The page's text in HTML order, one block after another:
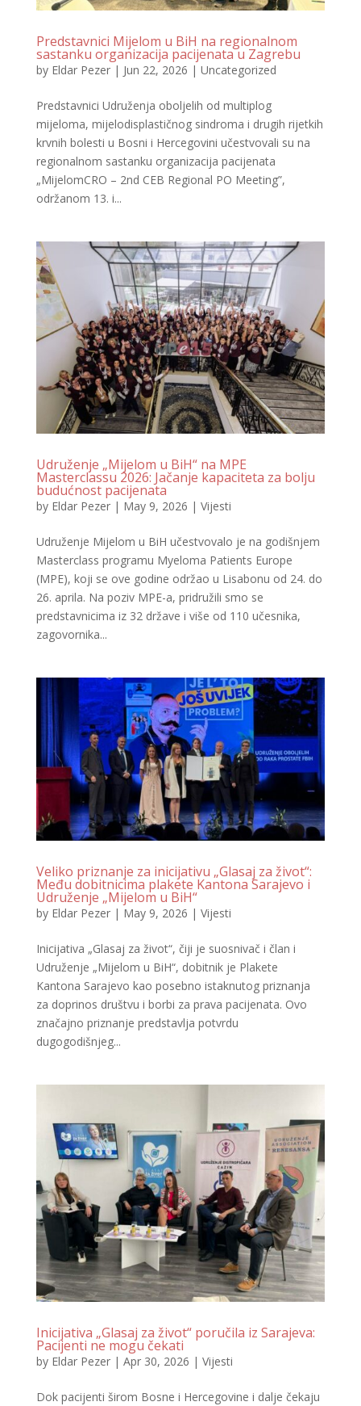
Predstavnici Mijelom u BiH na regionalnom
sastanku organizacija pacijenata u Zagrebu
by Eldar Pezer| Jun 22, 2026 | Uncategorized
Predstavnici Udruženja oboljelih od multiplog
mijeloma, mijelodisplastičnog sindroma i drugih rijetkih
krvnih bolesti u Bosni i Hercegovini učestvovali su na
regionalnom sastanku organizacija pacijenata
„MijelomCRO – 2nd CEB Regional PO Meeting”,
održanom 13. i...
Udruženje „Mijelom u BiH“ na MPE
Masterclassu 2026: Jačanje kapaciteta za bolju
budućnost pacijenata
by Eldar Pezer| May 9, 2026 | Vijesti
Udruženje Mijelom u BiH učestvovalo je na godišnjem
Masterclass programu Myeloma Patients Europe
(MPE), koji se ove godine održao u Lisabonu od 24. do
26. aprila. Na poziv MPE-a, pridružili smo se
predstavnicima iz 32 države i više od 110 učesnika,
zagovornika...
Veliko priznanje za inicijativu „Glasaj za život“:
Među dobitnicima plakete Kantona Sarajevo i
Udruženje „Mijelom u BiH“
by Eldar Pezer| May 9, 2026 | Vijesti
Inicijativa „Glasaj za život“, čiji je suosnivač i član i
Udruženje „Mijelom u BiH“, dobitnik je Plakete
Kantona Sarajevo kao posebno istaknutog priznanja
za doprinos društvu i borbi za prava pacijenata. Ovo
značajno priznanje predstavlja potvrdu
dugogodišnjeg...
Inicijativa „Glasaj za život“ poručila iz Sarajeva:
Pacijenti ne mogu čekati
by Eldar Pezer| Apr 30, 2026 | Vijesti
Dok pacijenti širom Bosne i Hercegovine i dalje čekaju